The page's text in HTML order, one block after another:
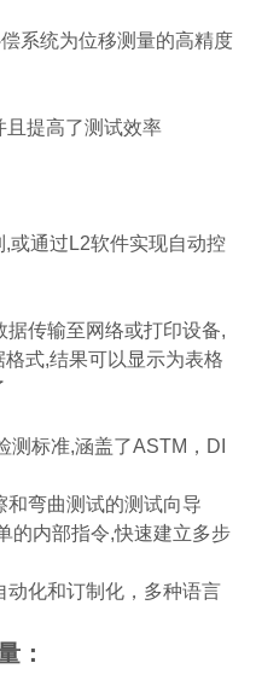
系统为位移测量的高精度
且提高了测试效率
,或通过L2软件实现自动控
传输至网络或打印设备,
格式,结果可以显示为表格
测标准,涵盖了ASTM，DI
和弯曲测试的测试向导
的内部指令,快速建立多步
动化和订制化，多种语言
：